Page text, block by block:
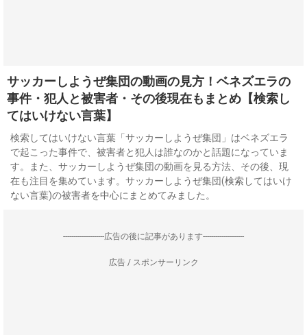
サッカーしようぜ集団の動画の見方！ベネズエラの
事件・犯人と被害者・その後現在もまとめ【検索し
てはいけない言葉】
検索してはいけない言葉「サッカーしようぜ集団」はベネズエラ
で起こった事件で、被害者と犯人は誰なのかと話題になっていま
す。また、サッカーしようぜ集団の動画を見る方法、その後、現
在も注目を集めています。サッカーしようぜ集団(検索してはいけ
ない言葉)の被害者を中心にまとめてみました。
--------------------広告の後に記事があります--------------------
広告 / スポンサーリンク